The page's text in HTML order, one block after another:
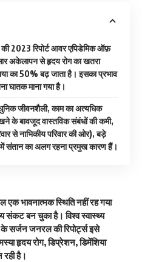
2023 रिपोर्ट आवर एपिडेमिक ऑफ़
अकेलापन से हृदय रोग का खतरा
का 50% बढ़ जाता है। इसका प्रभाव
घातक माना गया है।
जीवनशैली, काम का अत्यधिक
के बावजूद वास्तविक संबंधों की कमी,
से नाभिकीय परिवार की ओर), बड़े
संतान का अलग रहना प्रमुख कारण हैं।
भावनात्मक स्थिति नहीं रह गया
संकट बन चुका है। विश्व स्वास्थ्य
जनरल की रिपोर्ट्स इसे
हृदय रोग, डिप्रेशन, डिमेंशिया
है।